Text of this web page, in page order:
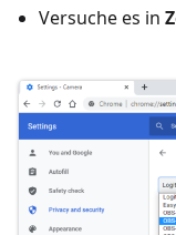
Versuche es in